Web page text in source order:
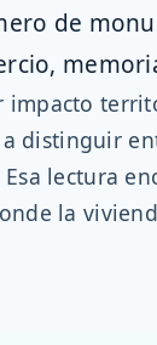
de
impacto
distinguir
lectura
la